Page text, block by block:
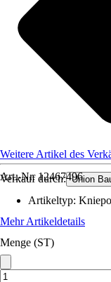
Verkauf durch: Union
Weitere Artikel des
Art.-Nr. 12467496
Artikeltyp:
Mehr Artikeldetails
Menge (ST)